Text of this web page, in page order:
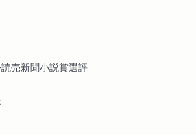
売新聞小説賞選評